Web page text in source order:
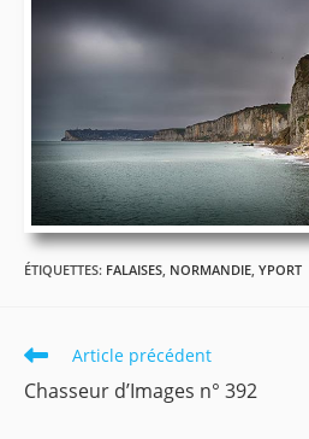
ÉTIQUETTES: FALAISES NORMANDIE YPORT
Read
articles
Article précédent
Chasseur d’Images n° 392